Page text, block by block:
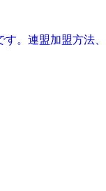
。連盟加盟方法、